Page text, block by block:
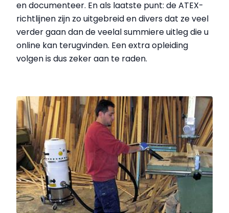
en documenteer. En als laatste punt: de ATEX-
richtlijnen zijn zo uitgebreid en divers dat ze veel
verder gaan dan deveelalsummiere uitleg die u
online kan terugvinden. Een extraopleiding
volgen is dus zeker aan te raden.